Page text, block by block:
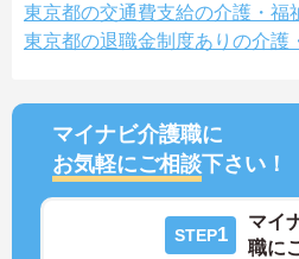
東京都の交通費支給の介護・福
東京都の退職金制度ありの介護
マイナビ介護職に
お気軽にご相談下さい！
STEP1
マイ
職に